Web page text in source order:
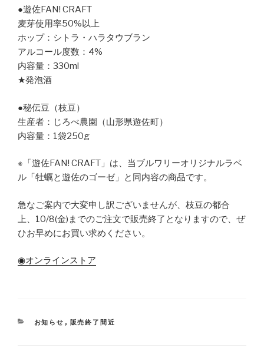
●遊佐FAN! CRAFT
麦芽使用率50%以上
ホップ：シトラ・ハラタウブラン
アルコール度数：4%
内容量：330ml
★発泡酒
●秘伝豆（枝豆）
生産者：じろべ農園（山形県遊佐町）
内容量：1袋250g
※「遊佐FAN! CRAFT」は、当ブルワリーオリジナルラベ
ル「牡蠣と遊佐のゴーゼ」と同内容の商品です。
急なご案内で大変申し訳ございませんが、枝豆の都合
上、10/8(金)までのご注文で販売終了となりますので、ぜ
ひお早めにお買い求めください。
◉オンラインストア
CATEGORIES
お知らせ , 販売終了間近